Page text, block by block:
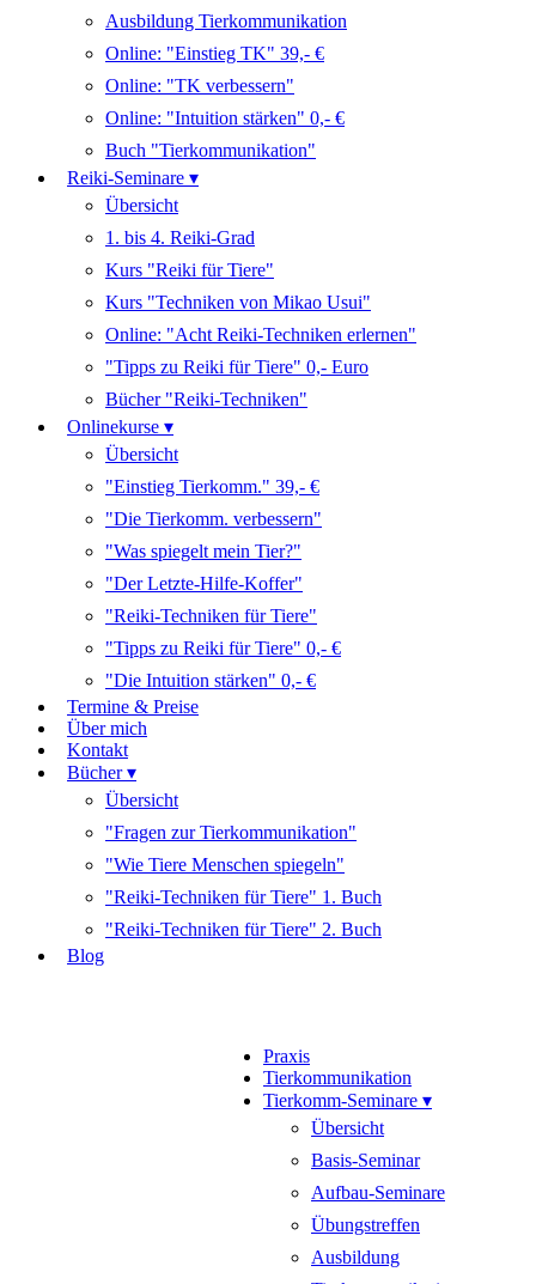
Ausbildung Tierkommunikation
Online: "Einstieg TK" 39,- €
Online: "TK verbessern"
Online: "Intuition stärken" 0,- €
Buch "Tierkommunikation"
Reiki-Seminare ▾
Übersicht
1. bis 4. Reiki-Grad
Kurs "Reiki für Tiere"
Kurs "Techniken von Mikao Usui"
Online: "Acht Reiki-Techniken erlernen"
"Tipps zu Reiki für Tiere" 0,- Euro
Bücher "Reiki-Techniken"
Onlinekurse ▾
Übersicht
"Einstieg Tierkomm." 39,- €
"Die Tierkomm. verbessern"
"Was spiegelt mein Tier?"
"Der Letzte-Hilfe-Koffer"
"Reiki-Techniken für Tiere"
"Tipps zu Reiki für Tiere" 0,- €
"Die Intuition stärken" 0,- €
Termine & Preise
Über mich
Kontakt
Bücher ▾
Übersicht
"Fragen zur Tierkommunikation"
"Wie Tiere Menschen spiegeln"
"Reiki-Techniken für Tiere" 1. Buch
"Reiki-Techniken für Tiere" 2. Buch
Blog
Praxis
Tierkommunikation
Tierkomm-Seminare ▾
Übersicht
Basis-Seminar
Aufbau-Seminare
Übungstreffen
Ausbildung